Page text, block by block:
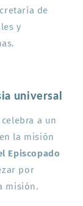
de
y
.
universal
a un
la misión
Episcopado
por
misión.